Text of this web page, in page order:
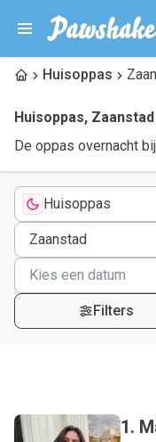
Huisoppas
Huisoppas, Zaanstad
De oppas overnacht
Huisoppas
Filters
1.